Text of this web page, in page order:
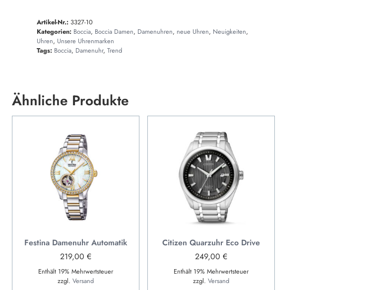
Artikel-Nr.: 3327-10
Kategorien: Boccia, Boccia Damen, Damenuhren, neue Uhren, Neuigkeiten,
Uhren, Unsere Uhrenmarken
Tags: Boccia, Damenuhr, Trend
Ähnliche Produkte
Festina Damenuhr Automatik
219,00 €
Enthält 19% Mehrwertsteuer
zzgl. Versand
Citizen Quarzuhr Eco Drive
249,00 €
Enthält 19% Mehrwertsteuer
zzgl. Versand